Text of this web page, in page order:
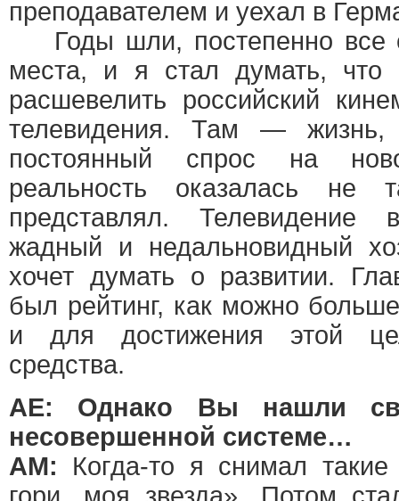
преподавателем и уехал в
Годы шли, постепенно все
места, и я стал думать, что
расшевелить российский
телевидения. Там — жизнь,
постоянный спрос на
реальность оказалась
представлял. Телевидение
жадный и недальновидный
хочет думать о развитии.
был рейтинг, как можно
и для достижения этой
средства.
АЕ: Однако Вы нашли
несовершенной системе…
АМ: Когда-то я снимал